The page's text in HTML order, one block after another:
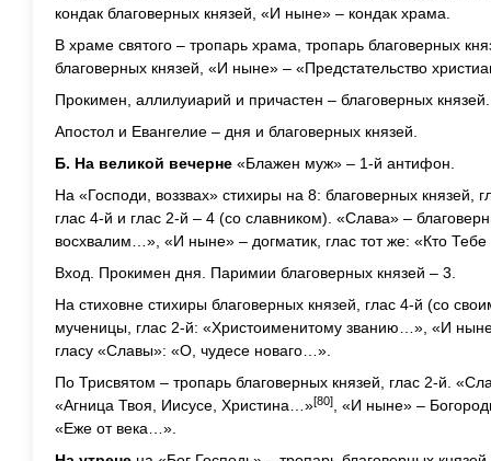
кондак благоверных князей, «И ныне» – кондак храма.
В храме святого – тропарь храма, тропарь благоверных
благоверных князей, «И ныне» – «Предстательство
Прокимен, аллилуиарий и причастен – благоверных князей.
Апостол и Евангелие – дня и благоверных князей.
Б. На великой вечерне «Блажен муж» – 1-й антифон.
На «Господи, воззвах» стихиры на 8: благоверных князей,
глас 4-й и глас 2-й – 4 (со славником). «Слава» –
восхвалим…», «И ныне» – догматик, глас тот же: «Кто
Вход. Прокимен дня. Паримии благоверных князей – 3.
На стиховне стихиры благоверных князей, глас 4-й (со
мученицы, глас 2-й: «Христоименитому званию…», «И
гласу «Славы»: «О, чудесе новаго…».
По Трисвятом – тропарь благоверных князей, глас 2-й.
«Агница Твоя, Иисусе, Христина…»[80]
, «И ныне» –
«Еже от века…».